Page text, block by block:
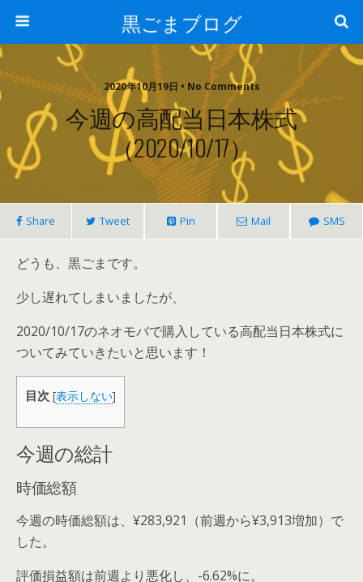
黒ごまブログ
2020年10月19日 • No Comments
今週の高配当日本株式
（2020/10/17）
Share Tweet Pin Mail SMS
どうも、黒ごまです。
少し遅れてしまいましたが、
2020/10/17のネオモバで購入している高配当日本株式に
ついてみていきたいと思います！
目次 [表示しない]
今週の総計
時価総額
今週の時価総額は、¥283,921（前週から¥3,913増加）で
した。
評価損益額は前週より悪化し、-6.62%に。